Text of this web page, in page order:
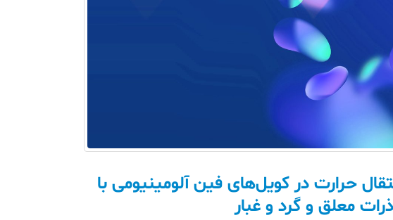
حرارت در کویل‌های فین آلومینیومی با
معلق و گرد و غبار